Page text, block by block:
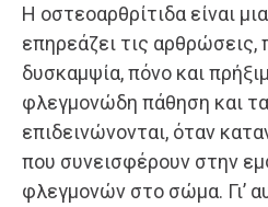
Η οστεοαρθρίτιδα είναι
επηρεάζει τις
δυσκαμψία, πόνο και
φλεγμονώδη πάθηση και
επιδεινώνονται, όταν
που συνεισφέρουν στην
φλεγμονών στο σώμα. Γι’